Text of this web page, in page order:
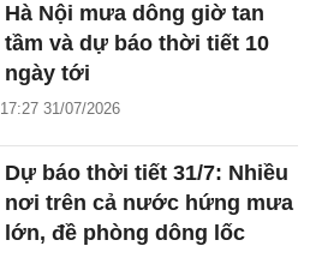
Hà Nội mưa dông giờ tan
tầm và dự báo thời tiết 10
ngày tới
17:27 31/07/2026
Dự báo thời tiết 31/7: Nhiều
nơi trên cả nước hứng mưa
lớn, đề phòng dông lốc